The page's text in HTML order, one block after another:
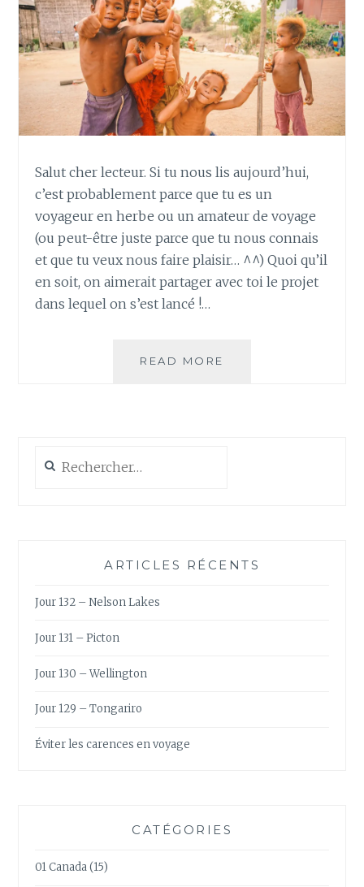
Salut cher lecteur. Si tu nous lis aujourd’hui,
c’est probablement parce que tu es un
voyageur en herbe ou un amateur de voyage
(ou peut-être juste parce que tu nous connais
et que tu veux nous faire plaisir… ^^) Quoi qu’il
en soit, on aimerait partager avec toi le projet
dans lequel on s’est lancé !…
READ MORE
ARTICLES RÉCENTS
Jour 132 – Nelson Lakes
Jour 131 – Picton
Jour 130 – Wellington
Jour 129 – Tongariro
Éviter les carences en voyage
CATÉGORIES
01 Canada(15)